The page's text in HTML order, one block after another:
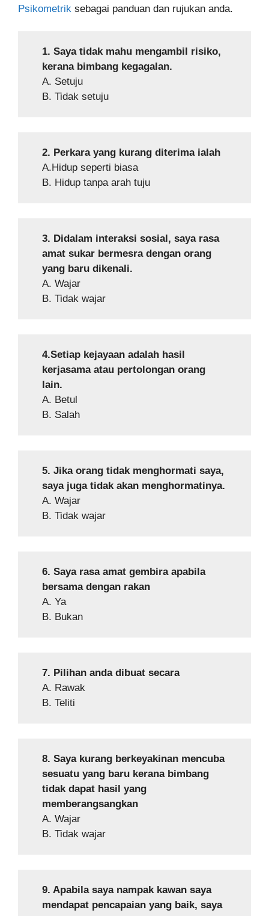
Psikometrik sebagai panduan dan rujukan anda.
1. Saya tidak mahu mengambil risiko,
kerana bimbang kegagalan.
A. Setuju
B. Tidak setuju
2. Perkara yang kurang diterima ialah
A.Hidup seperti biasa
B. Hidup tanpa arah tuju
3. Didalam interaksi sosial, saya rasa
amat sukar bermesra dengan orang
yang baru dikenali.
A. Wajar
B. Tidak wajar
4.Setiap kejayaan adalah hasil
kerjasama atau pertolongan orang
lain.
A. Betul
B. Salah
5. Jika orang tidak menghormati saya,
saya juga tidak akan menghormatinya.
A. Wajar
B. Tidak wajar
6. Saya rasa amat gembira apabila
bersama dengan rakan
A. Ya
B. Bukan
7. Pilihan anda dibuat secara
A. Rawak
B. Teliti
8. Saya kurang berkeyakinan mencuba
sesuatu yang baru kerana bimbang
tidak dapat hasil yang
memberangsangkan
A. Wajar
B. Tidak wajar
9. Apabila saya nampak kawan saya
mendapat pencapaian yang baik, saya